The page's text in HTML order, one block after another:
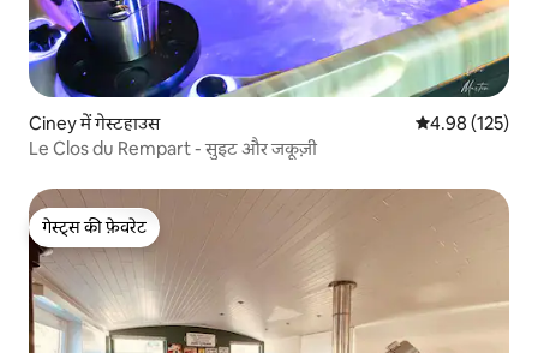
Ciney में गेस्टहाउस औसत रेटिंग 5 में से
4.98 (125)
Le Clos du Rempart - सुइट और जकूज़ी
गेस्ट्स की फ़ेवरेट
गेस्ट्स की फ़ेवरेट